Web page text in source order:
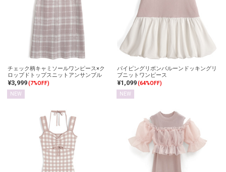
チェック柄キャミソールワンピース×ク
ロップドトップスニットアンサンブル
¥3,999(7%OFF)
NEW
パイピングリボンバルーンドッキングリ
ブニットワンピース
¥1,099(64%OFF)
NEW